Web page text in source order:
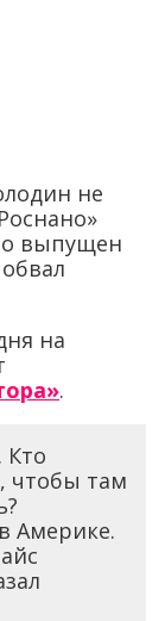
не
выпущен
на
.
Кто
чтобы там
Америке.